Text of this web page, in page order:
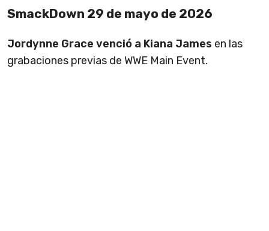
SmackDown 29 de mayo de 2026
Jordynne Grace venció a Kiana James en las
grabaciones previas de WWE Main Event.